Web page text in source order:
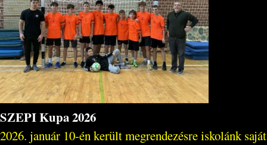
SZEPI Kupa 2026
2026. január 10-én került megrendezésre iskolánk saját